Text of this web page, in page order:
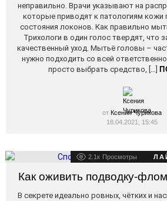
неправильно. Врачи указывают на
которые приводят к патологиям кожи
состояния локонов. Как правильно
Трихологи в один голос твердят, что
качественный уход. Мытьё головы –
нужно подходить со всей
просто выбрать средство, […]
от Ксения Чурикова
18.04.2021, 15:45
2.1к Просмотры
Как оживить подводку-
В секрете идеально ровных, чётких и